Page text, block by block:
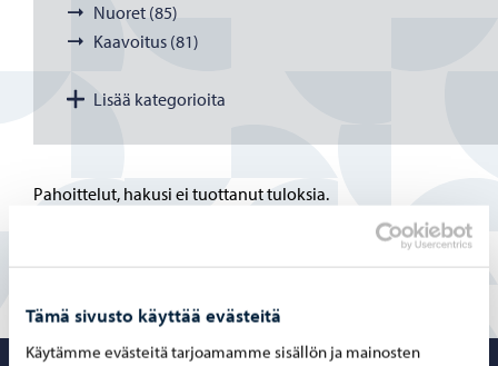
Tämä sivusto käyttää evästeitä
Käytämme evästeitä tarjoamamme sisällön ja mainosten
Nuoret (85)
Kaavoitus (81)
Lisää kategorioita
Pahoittelut, hakusi ei tuottanut tuloksia.